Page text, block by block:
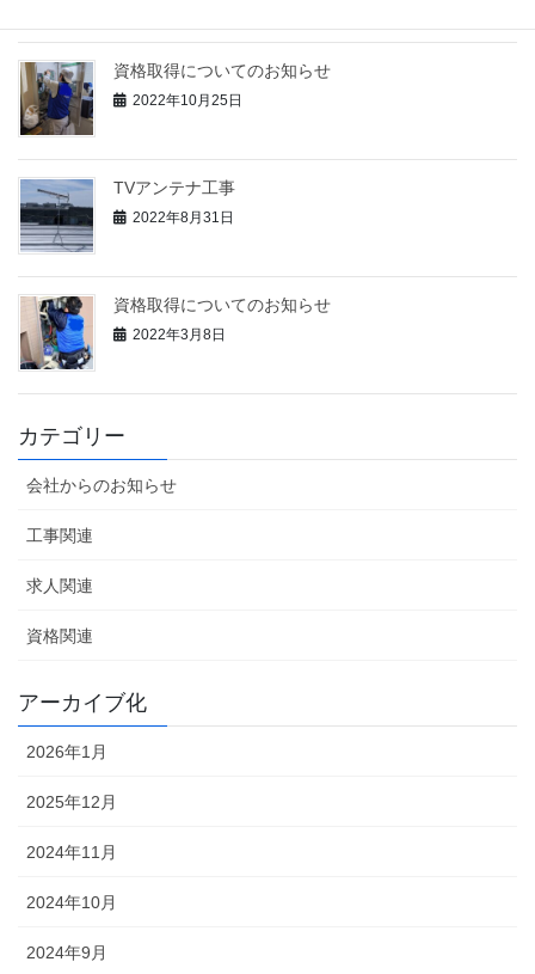
資格取得についてのお知らせ
2022年10月25日
TVアンテナ工事
2022年8月31日
資格取得についてのお知らせ
2022年3月8日
カテゴリー
会社からのお知らせ
工事関連
求人関連
資格関連
アーカイブ化
2026年1月
2025年12月
2024年11月
2024年10月
2024年9月